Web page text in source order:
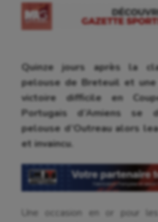
Quinze jours après la
pelouse de Breteuil et une
victoire difficile en
Portugais d’Amiens se
pelouse d’Outreau alors
et invaincu.
Une occasion en or pour